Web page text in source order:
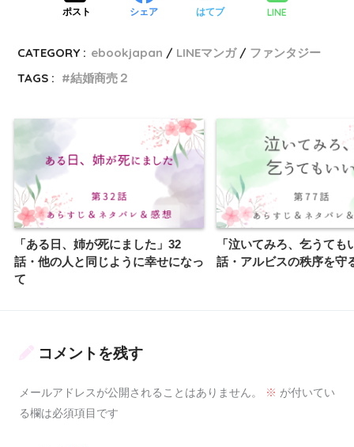
ポスト シェア はてブ LINE
CATEGORY : ebookjapan LINEマンガ
ファンタジー
TAGS :
結婚商売２
「ある日、姉が死にました」32
話・他の人と同じように幸せになっ
て
「泣いてみろ、乞うても
話・アルビスの秩序を守
コメントを残す
メールアドレスが公開されることはありません。 ※ が付いてい
る欄は必須項目です